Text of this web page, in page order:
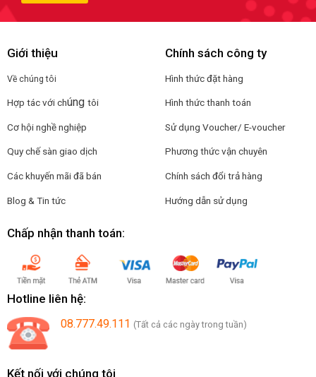
Giới thiệu
Về chúng tôi
Hợp tác với chúng tôi
Cơ hội nghề nghiệp
Quy chế sàn giao dịch
Các khuyến mãi đã bán
Blog & Tin tức
Chính sách công ty
Hình thức đặt hàng
Hình thức thanh toán
Sử dụng Voucher/ E-voucher
Phương thức vận chuyên
Chính sách đổi trả hàng
Hướng dẫn sử dụng
Chấp nhận thanh toán:
Hotline liên hệ:
08.777.49.111 (Tất cả các ngày trong tuần)
Kết nối với chúng tôi